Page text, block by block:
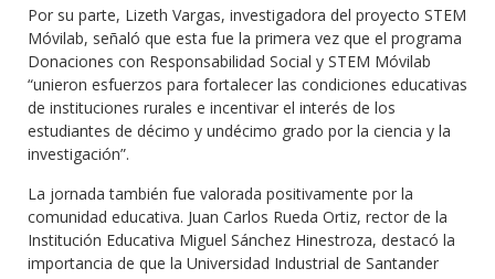
Por su parte, Lizeth Vargas, investigadora del proyecto STEM
Móvilab, señaló que esta fue la primera vez que el programa
Donaciones con Responsabilidad Social y STEM Móvilab
“unieron esfuerzos para fortalecer las condiciones educativas
de instituciones rurales e incentivar el interés de los
estudiantes de décimo y undécimo grado por la ciencia y la
investigación”.
La jornada también fue valorada positivamente por la
comunidad educativa. Juan Carlos Rueda Ortiz, rector de la
Institución Educativa Miguel Sánchez Hinestroza, destacó la
importancia de que la Universidad Industrial de Santander